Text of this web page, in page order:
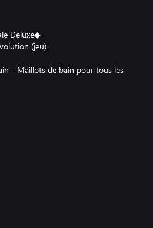
Deluxe◆
(jeu)
- Maillots de bain pour tous les